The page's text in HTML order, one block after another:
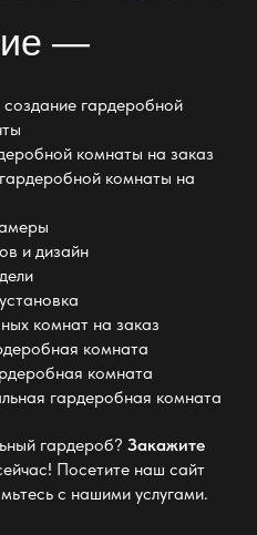
—
гардеробной
комнаты на заказ
комнаты на
и дизайн
комнат на заказ
комната
комната
гардеробная комната
гардероб? Закажите
Посетите наш сайт
с нашими услугами.